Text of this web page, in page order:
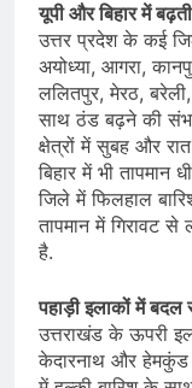
यूपी और बिहार में
उत्तर प्रदेश के कई
अयोध्या, आगरा,
ललितपुर, मेरठ,
साथ ठंड बढ़ने की
क्षेत्रों में सुबह और
बिहार में भी तापमान
जिले में फिलहाल
तापमान में गिरावट
है.
पहाड़ी इलाकों में
उत्तराखंड के ऊपरी
केदारनाथ और हेमकुंड